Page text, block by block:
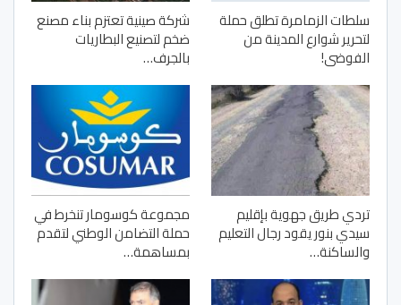
سلطات الزمامرة تطلق حملة
لتحرير شوارع المدينة من
الفوضى!
شركة صينية تعتزم بناء مصنع
ضخم لتصنيع البطاريات
بالجرف…
تردي طريق جهوية بإقليم
سيدي بنور يقود رجال التعليم
والساكنة…
مجموعة كوسومار تنخرط في
حملة التضامن الوطني لتقدم
بمساهمة…